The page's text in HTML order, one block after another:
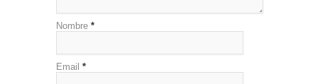
Nombre *
Email *